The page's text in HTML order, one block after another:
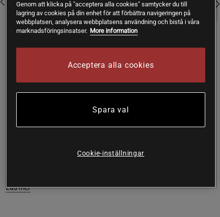
Large
Fri retur
Phoebe Pile Jacket – Snygg och bekväm jacka från
Läs mer
Genom att klicka på "acceptera alla cookies" samtycker du till
lagring av cookies på din enhet för att förbättra navigeringen på
webbplatsen, analysera webbplatsens användning och bistå i våra
marknadsföringsinsatser. More information
Acceptera alla cookies
Spara val
Cookie-inställningar